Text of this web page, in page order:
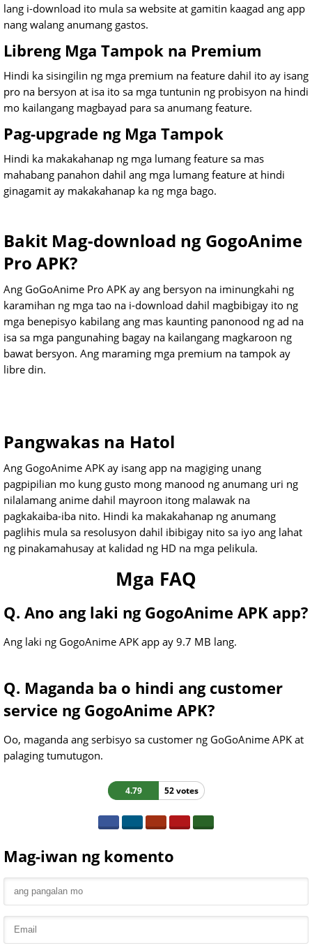
lang i-download ito mula sa website at gamitin kaagad ang app
nang walang anumang gastos.
Libreng Mga Tampok na Premium
Hindi ka sisingilin ng mga premium na feature dahil ito ay isang
pro na bersyon at isa ito sa mga tuntunin ng probisyon na hindi
mo kailangang magbayad para sa anumang feature.
Pag-upgrade ng Mga Tampok
Hindi ka makakahanap ng mga lumang feature sa mas
mahabang panahon dahil ang mga lumang feature at hindi
ginagamit ay makakahanap ka ng mga bago.
Bakit Mag-download ng GogoAnime
Pro APK?
Ang GoGoAnime Pro APK ay ang bersyon na iminungkahi ng
karamihan ng mga tao na i-download dahil magbibigay ito ng
mga benepisyo kabilang ang mas kaunting panonood ng ad na
isa sa mga pangunahing bagay na kailangang magkaroon ng
bawat bersyon. Ang maraming mga premium na tampok ay
libre din.
Pangwakas na Hatol
Ang GogoAnime APK ay isang app na magiging unang
pagpipilian mo kung gusto mong manood ng anumang uri ng
nilalamang anime dahil mayroon itong malawak na
pagkakaiba-iba nito. Hindi ka makakahanap ng anumang
paglihis mula sa resolusyon dahil ibibigay nito sa iyo ang lahat
ng pinakamahusay at kalidad ng HD na mga pelikula.
Mga FAQ
Q. Ano ang laki ng GogoAnime APK app?
Ang laki ng GogoAnime APK app ay 9.7 MB lang.
Q. Maganda ba o hindi ang customer
service ng GogoAnime APK?
Oo, maganda ang serbisyo sa customer ng GoGoAnime APK at
palaging tumutugon.
4.79 52 votes
Mag-iwan ng komento